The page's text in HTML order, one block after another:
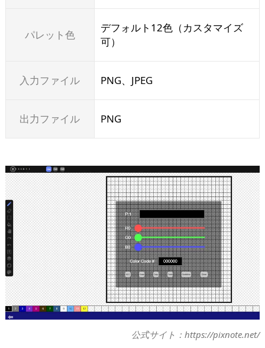
パレット色
デフォルト12色（カスタマイズ
可）
入力ファイル PNG、JPEG
出力ファイル PNG
公式サイト：https://pixnote.net/